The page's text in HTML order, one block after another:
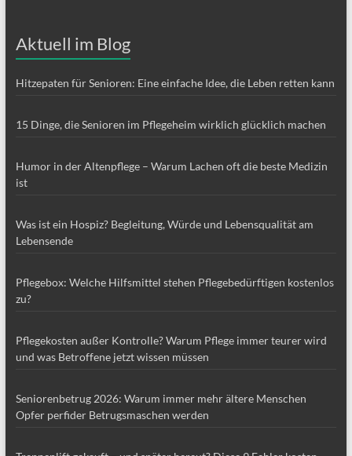
Aktuell im Blog
Hitzepaten für Senioren: Eine einfache Idee, die Leben retten kann
15 Dinge, die Senioren im Pflegeheim wirklich glücklich machen
Humor in der Altenpflege – Warum Lachen oft die beste Medizin
ist
Was ist ein Hospiz? Begleitung, Würde und Lebensqualität am
Lebensende
Pflegebox: Welche Hilfsmittel stehen Pflegebedürftigen kostenlos
zu?
Pflegekosten außer Kontrolle? Warum Pflege immer teurer wird
und was Betroffene jetzt wissen müssen
Seniorenbetrug 2026: Warum immer mehr ältere Menschen
Opfer perfider Betrugsmaschen werden